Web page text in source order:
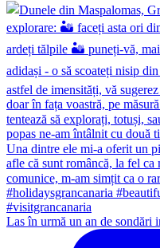
Las în urmă un an de sondări